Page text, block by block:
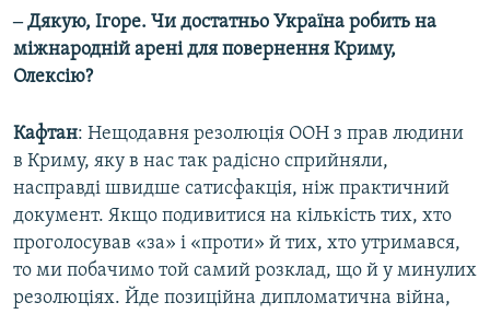
‒ Дякую, Ігоре. Чи достатньо Україна робить на
міжнародній арені для повернення Криму,
Олексію?
Кафтан: Нещодавня резолюція ООН з прав людини
в Криму, яку в нас так радісно сприйняли,
насправді швидше сатисфакція, ніж практичний
документ. Якщо подивитися на кількість тих, хто
проголосував «за» і «проти» й тих, хто утримався,
то ми побачимо той самий розклад, що й у минулих
резолюціях. Йде позиційна дипломатична війна,